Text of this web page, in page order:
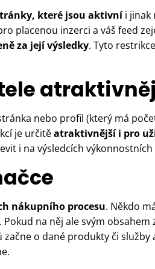
které jsou aktivníi jinak
placenou inzerci a váš feed
za její výsledky. Tyto
nebo profil (který má
je určitěatraktivnější i pro
i na výsledcích výkonnostních
nákupního procesu. Někdo
na něj ale svým obsahem
začne o dané produkty či